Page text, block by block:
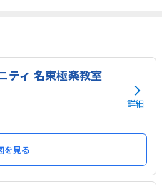
ティ 名東極楽教室
詳細
を見る